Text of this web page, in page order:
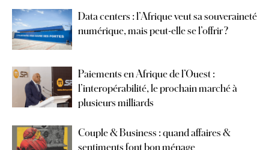
Data centers : l’Afrique veut sa souveraineté
numérique, mais peut-elle se l’offrir ?
Paiements en Afrique de l’Ouest :
l’interopérabilité, le prochain marché à
plusieurs milliards
Couple & Business : quand affaires &
sentiments font bon ménage